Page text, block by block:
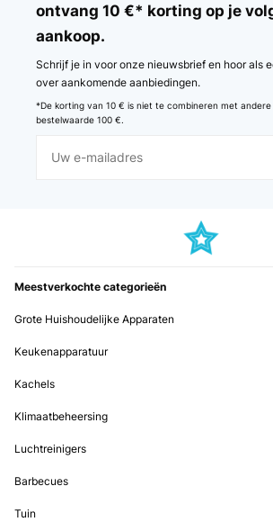
ontvang 10 €* korting op je
aankoop.
Schrijf je in voor onze nieuwsbrief en hoor als
over aankomende aanbiedingen.
*De korting van 10 € is niet te combineren met
bestelwaarde 100 €.
Meestverkochte categorieën
Grote Huishoudelijke Apparaten
Keukenapparatuur
Kachels
Klimaatbeheersing
Luchtreinigers
Barbecues
Tuin